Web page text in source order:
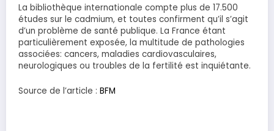
La bibliothèque internationale compte plus de 17.500
études sur le cadmium, et toutes confirment qu’il s’agit
d’un problème de santé publique. La France étant
particulièrement exposée, la multitude de pathologies
associées: cancers, maladies cardiovasculaires,
neurologiques ou troubles de la fertilité est inquiétante.
Source de l’article : BFM